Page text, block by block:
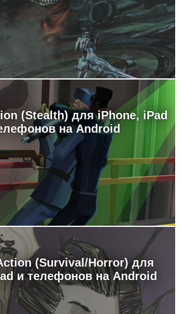
(Stealth) для iPhone, iPad
на Android
(Survival/Horror) для
и телефонов на Android